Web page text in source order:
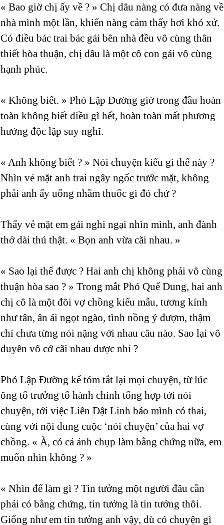
« Bao giờ chị ấy về ? » Chị dâu nàng có đưa nàng về
nhà mình một lần, khiến nàng cảm thấy hơi khó xử.
Có điều bác trai bác gái bên nhà đều vô cùng thân
thiết hòa thuận, chị dâu là một cô con gái vô cùng
hạnh phúc.
« Không biết. » Phó Lập Đường giờ trong đầu hoàn
toàn không biết điều gì hết, hoàn toàn mất phương
hướng độc lập suy nghĩ.
« Anh không biết ? » Nói chuyện kiểu gì thế này ?
Nhìn vẻ mặt anh trai ngây ngốc trước mặt, không
phải anh ấy uống nhầm thuốc gì đó chứ ?
Thấy vẻ mặt em gái nghi ngại nhìn mình, anh đành
thở dài thú thật. « Bọn anh vừa cãi nhau. »
« Sao lại thế được ? Hai anh chị không phải vô cùng
thuận hòa sao ? » Trong mắt Phó Quế Dung, hai anh
chị cô là một đôi vợ chồng kiểu mẫu, tương kính
như tân, ân ái ngọt ngào, tình nồng ý đượm, thậm
chí chưa từng nói nặng với nhau câu nào. Sao lại vô
duyên vô cớ cãi nhau được nhỉ ?
Phó Lập Đường kể tóm tắt lại mọi chuyện, từ lúc
ông tổ trưởng tổ hành chính tổng hợp tới nói
chuyện, tới việc Liên Dật Linh báo mình có thai,
cùng với nội dung cuộc ‘nói chuyện’ của hai vợ
chồng. « À, có cả ảnh chụp làm bằng chứng nữa, em
muốn nhìn không ? »
« Nhìn để làm gì ? Tin tưởng một người đâu cần
phải có bằng chứng, tin tưởng là tin tưởng thôi.
Giống như em tin tưởng anh vậy, dù có chuyện gì